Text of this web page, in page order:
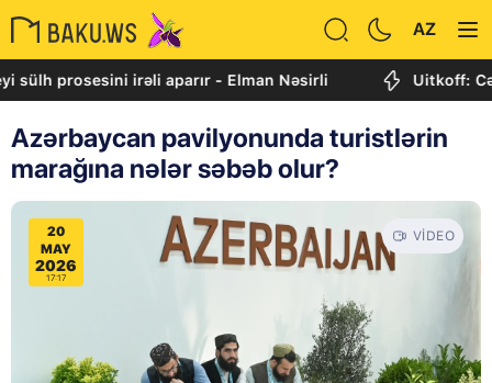
AZ
irəli aparır - Elman Nəsirli Uitkoff: Cənubi
Azərbaycan pavilyonunda turistlərin
marağına nələr səbəb olur?
20
MAY
2026
17:17
VIDEO